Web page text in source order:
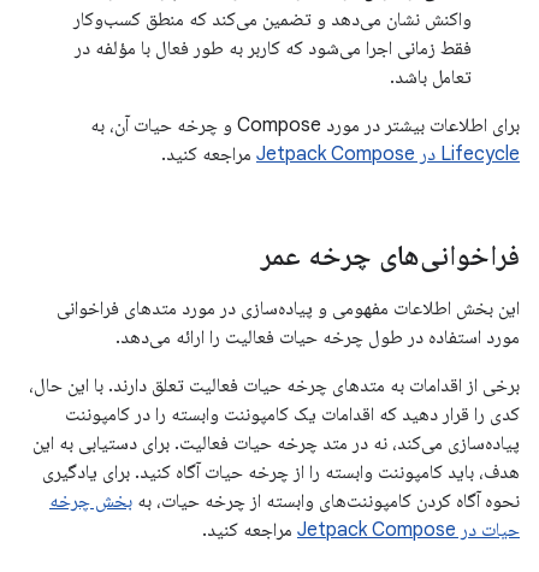
واکنش نشان می‌دهد و تضمین می‌کند که منطق کسب‌وکار
فقط زمانی اجرا می‌شود که کاربر به طور فعال با مؤلفه در
تعامل باشد.
برای اطلاعات بیشتر در مورد Compose و چرخه حیات آن، به
Lifecycle در Jetpack Compose
مراجعه کنید.
فراخوانی‌های چرخه عمر
این بخش اطلاعات مفهومی و پیاده‌سازی در مورد متدهای فراخوانی
مورد استفاده در طول چرخه حیات فعالیت را ارائه می‌دهد.
برخی از اقدامات به متدهای چرخه حیات فعالیت تعلق دارند. با این حال،
کدی را قرار دهید که اقدامات یک کامپوننت وابسته را در کامپوننت
پیاده‌سازی می‌کند، نه در متد چرخه حیات فعالیت. برای دستیابی به این
هدف، باید کامپوننت وابسته را از چرخه حیات آگاه کنید. برای یادگیری
نحوه آگاه کردن کامپوننت‌های وابسته از چرخه حیات، به بخش چرخه
حیات در Jetpack Compose
مراجعه کنید.